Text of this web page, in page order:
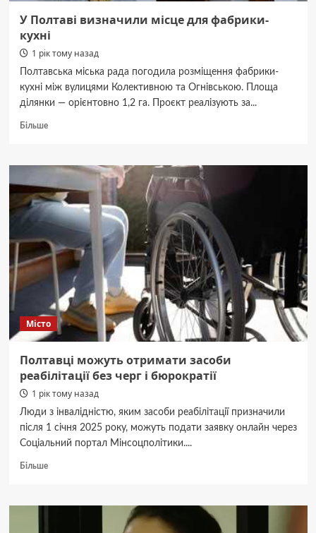
У Полтаві визначили місце для фабрики-
кухні
1 рік тому назад
Полтавська міська рада погодила розміщення фабрики-
кухні між вулицями Колективною та Огнівською. Площа
ділянки — орієнтовно 1,2 га. Проєкт реалізують за...
БільшеДокладніше
Полтаві
місце
для
фабрики-
Місто
Полтавці можуть отримати засоби
реабілітації без черг і бюрократії
1 рік тому назад
Люди з інвалідністю, яким засоби реабілітації призначили
після 1 січня 2025 року, можуть подати заявку онлайн через
Соціальний портал Мінсоцполітики....
БільшеДокладніше
можуть